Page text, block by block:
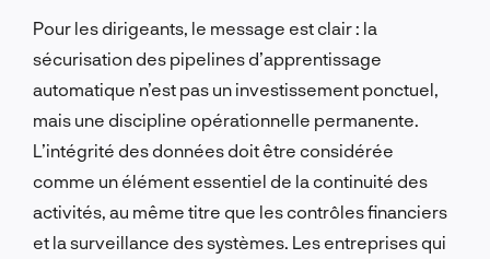
Pour les dirigeants, le message est clair : la
sécurisation des pipelines d’apprentissage
automatique n’est pas un investissement ponctuel,
mais une discipline opérationnelle permanente.
L’intégrité des données doit être considérée
comme un élément essentiel de la continuité des
activités, au même titre que les contrôles financiers
et la surveillance des systèmes. Les entreprises qui